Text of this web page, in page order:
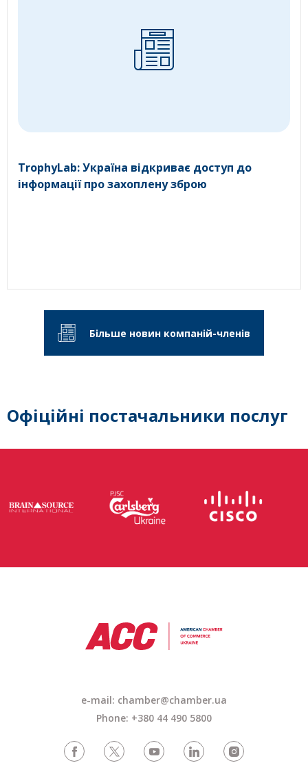
TrophyLab: Україна відкриває доступ до
інформації про захоплену зброю
Більше новин компаній-членів
Офіційні постачальники послуг
e-mail: chamber@chamber.ua
Phone: +380 44 490 5800